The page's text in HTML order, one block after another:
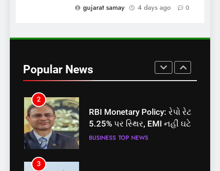
gujarat samay
4 days ago 0
Popular News
પોલ ખોલી, મૂક્યો પ્રતિબંધ
INDIA TOP NEWS
બેઠક પરથી પવન પાંડેને 2027
માટે બનાવાયા ઉમેદવાર
INDIA
2
RBI Monetary Policy: રેપો રેટ
5.25% પર સ્થિર, EMI નહીં ઘટે
BUSINESS TOP NEWS
3